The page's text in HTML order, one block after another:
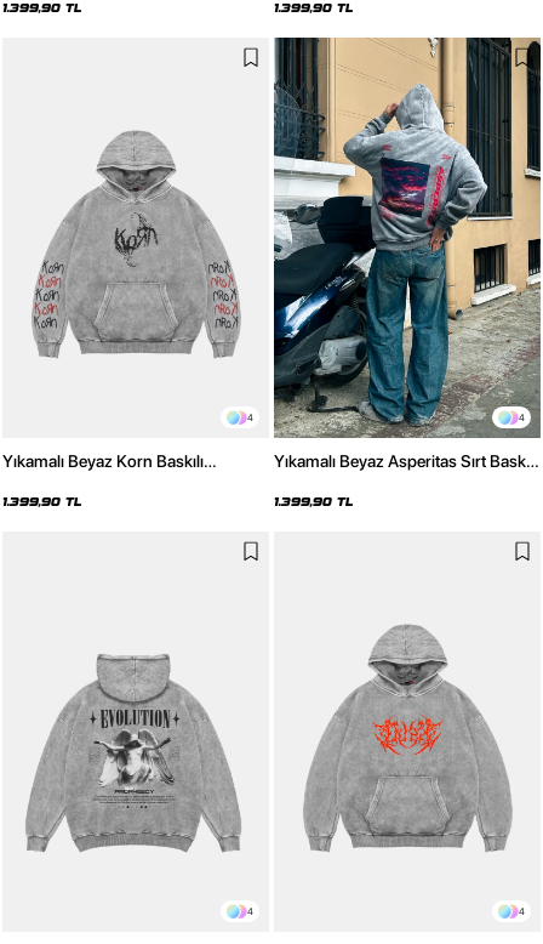
1.399,90 TL 1.399,90 TL
4
Yıkamalı Beyaz Korn Baskılı
1.399,90 TL
4
Yıkamalı Beyaz Asperitas Sırt Baskılı
1.399,90 TL
4 4